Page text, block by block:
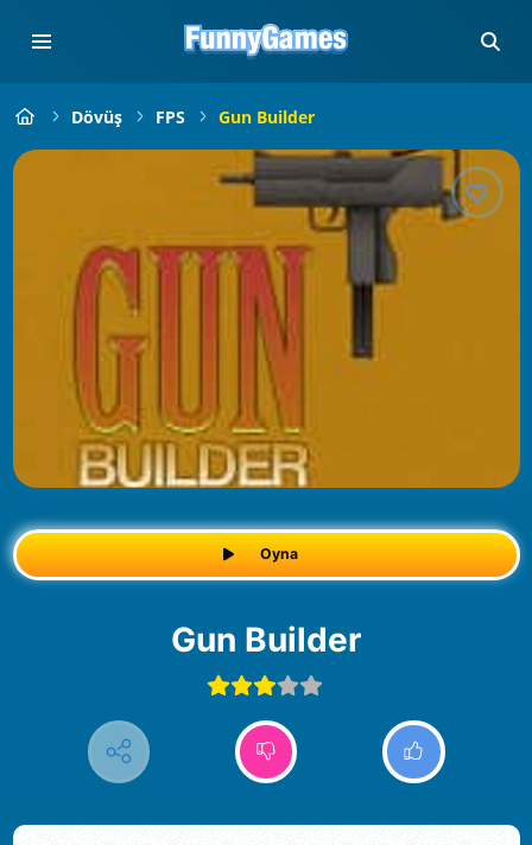
Dövüş FPS Gun Builder
Oyna
Gun Builder